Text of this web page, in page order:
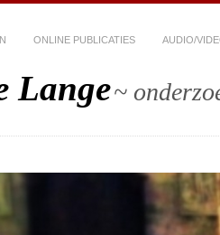
ONLINE PUBLICATIES AUDIO/
Lange~